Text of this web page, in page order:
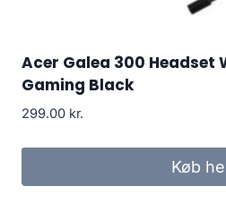
Acer Galea 300 Headset
Gaming Black
299.00 kr.
Køb